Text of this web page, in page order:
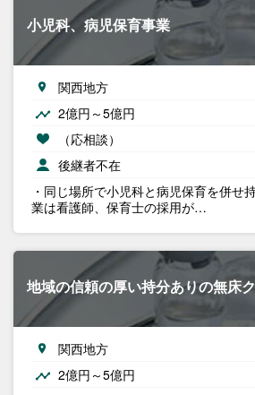
小児科、病児保育事業
関西地方
2億円～5億円
（応相談）
後継者不在
・同じ場所で小児科と病児保育を併せ
業は看護師、保育士の採用が…
地域の信頼の厚い持分ありの無床
関西地方
2億円～5億円